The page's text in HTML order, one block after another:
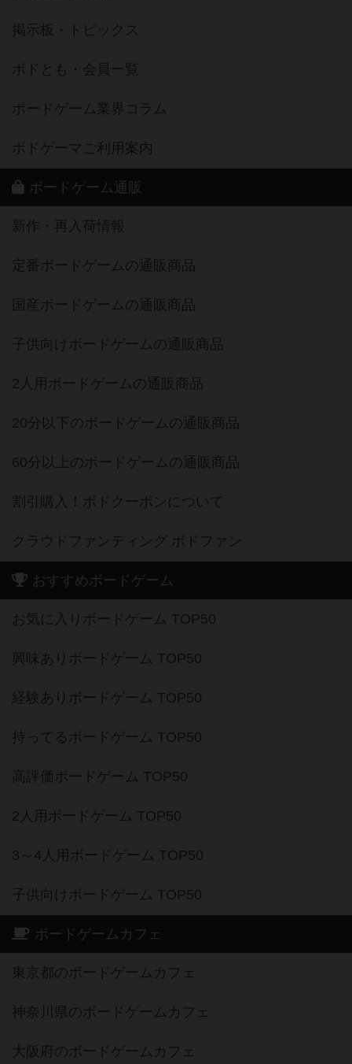
掲示板・トピックス
ボドとも・会員一覧
ボードゲーム業界コラム
ボドゲーマご利用案内
ボードゲーム通販
新作・再入荷情報
定番ボードゲームの通販商品
国産ボードゲームの通販商品
子供向けボードゲームの通販商品
2人用ボードゲームの通販商品
20分以下のボードゲームの通販商品
60分以上のボードゲームの通販商品
割引購入！ボドクーポンについて
クラウドファンディング ボドファン
おすすめボードゲーム
お気に入りボードゲーム TOP50
興味ありボードゲーム TOP50
経験ありボードゲーム TOP50
持ってるボードゲーム TOP50
高評価ボードゲーム TOP50
2人用ボードゲーム TOP50
3～4人用ボードゲーム TOP50
子供向けボードゲーム TOP50
ボードゲームカフェ
東京都のボードゲームカフェ
神奈川県のボードゲームカフェ
大阪府のボードゲームカフェ